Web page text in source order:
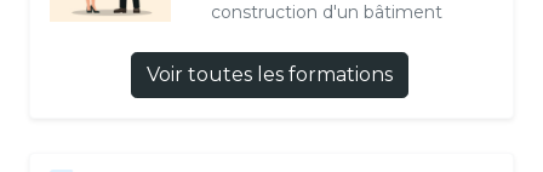
construction d'un bâtiment
Voir toutes les formations